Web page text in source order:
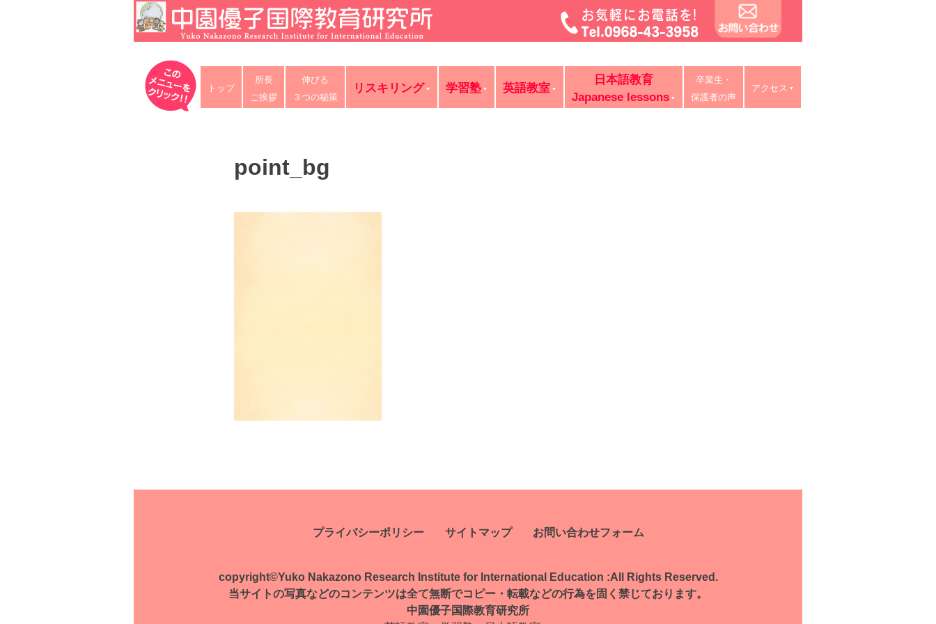
Skip
to
content
中園優子国際教育研究所
公式ホームページ、熊本県の山鹿・菊池・合志・植木で大評判の英語教室・学習塾・日本語教室・タイ語教室・リスキリング研修。中学・高校・大学受験に有利
な英語を中心に「合格請負人」と評判の講師が個別レッスン。ビジネス英語、企業研修。オンライン授業、出張講義、家庭教師も対応。
トップ
所長
ご挨拶
伸びる
３つの秘策
リスキリング 学習塾 英語教室
日本語教育
Japanese lessons
卒業生・
保護者の声
アクセス
point_bg
稿
ゲ
ー
プライバシーポリシー サイトマップ お問い合わせフォーム
copyright©Yuko Nakazono Research Institute for International Education :All Rights Reserved.
当サイトの写真などのコンテンツは全て無断でコピー・転載などの行為を固く禁じております。
中園優子国際教育研究所